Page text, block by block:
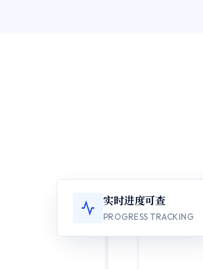
实时进度可查
PROGRESS TRACKING